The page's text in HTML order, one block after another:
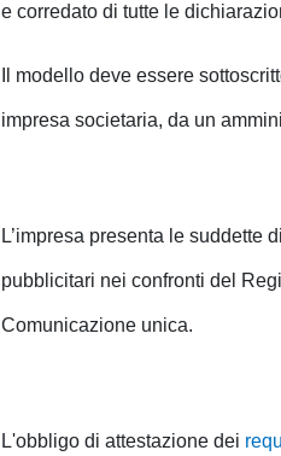
e corredato di tutte le
Il modello deve essere
impresa societaria, da un
L’impresa presenta le
pubblicitari nei confronti del
Comunicazione unica.
L'obbligo di attestazione dei